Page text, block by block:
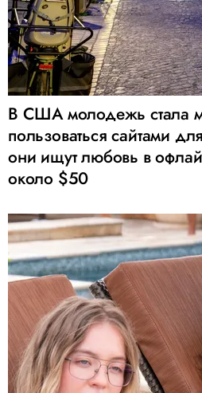
В США молодежь стала
пользоваться сайтами
они ищут любовь в
около $50